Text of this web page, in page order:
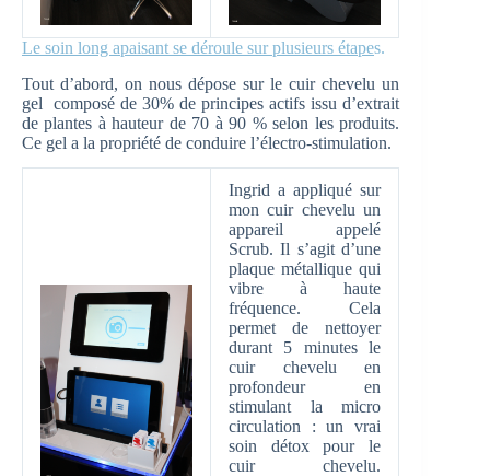
Le soin long apaisant se déroule sur plusieurs étapes.
Tout d’abord, on nous dépose sur le cuir chevelu un
gel composé de 30% de principes actifs issu d’extrait
de plantes à hauteur de 70 à 90 % selon les produits.
Ce gel a la propriété de conduire l’électro-stimulation.
Ingrid a appliqué sur
mon cuir chevelu un
appareil appelé
Scrub. Il s’agit d’une
plaque métallique qui
vibre à haute
fréquence. Cela
permet de nettoyer
durant 5 minutes le
cuir chevelu en
profondeur en
stimulant la micro
circulation : un vrai
soin détox pour le
cuir chevelu.